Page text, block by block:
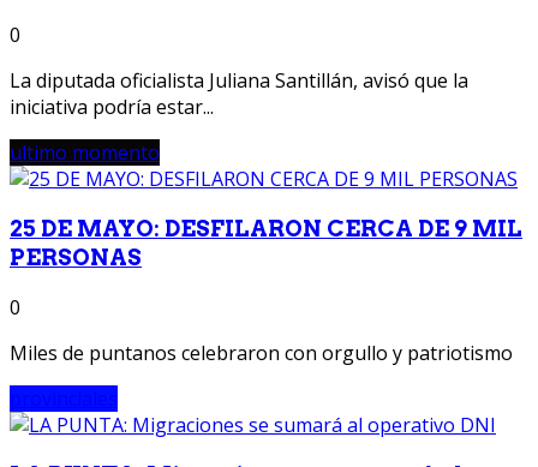
0
La diputada oficialista Juliana Santillán, avisó que la
iniciativa podría estar...
ultimo momento
25 DE MAYO: DESFILARON CERCA DE 9 MIL
PERSONAS
0
Miles de puntanos celebraron con orgullo y patriotismo